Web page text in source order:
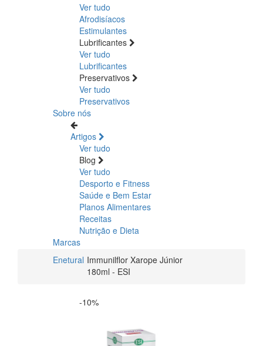
Ver tudo
Afrodisíacos
Estimulantes
Lubrificantes
Ver tudo
Lubrificantes
Preservativos
Ver tudo
Preservativos
Sobre nós
Artigos
Ver tudo
Blog
Ver tudo
Desporto e Fitness
Saúde e Bem Estar
Planos Alimentares
Receitas
Nutrição e Dieta
Marcas
Enetural Immunilflor Xarope Júnior
180ml - ESI
-10%